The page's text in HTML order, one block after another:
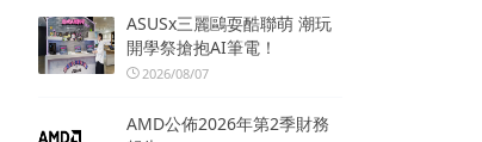
ASUSx三麗鷗耍酷聯萌 潮玩
開學祭搶抱AI筆電！
2026/08/07
AMD公佈2026年第2季財務